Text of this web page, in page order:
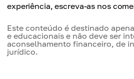
experiência, escreva-as nos
Este conteúdo é destinado
e educacionais e não deve ser
aconselhamento financeiro, de
jurídico.